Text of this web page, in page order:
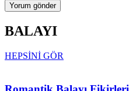
BALAYI
HEPSİNİ GÖR